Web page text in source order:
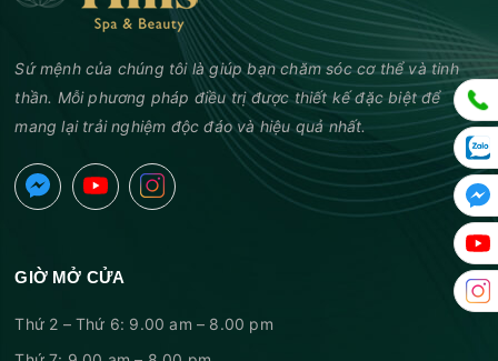
Sứ mệnh của chúng tôi là giúp bạn chăm sóc cơ thể và tinh
thần. Mỗi phương pháp điều trị được thiết kế đặc biệt để
mang lại trải nghiệm độc đáo và hiệu quả nhất.
GIỜ MỞ CỬA
Thứ 2 – Thứ 6: 9.00 am – 8.00 pm